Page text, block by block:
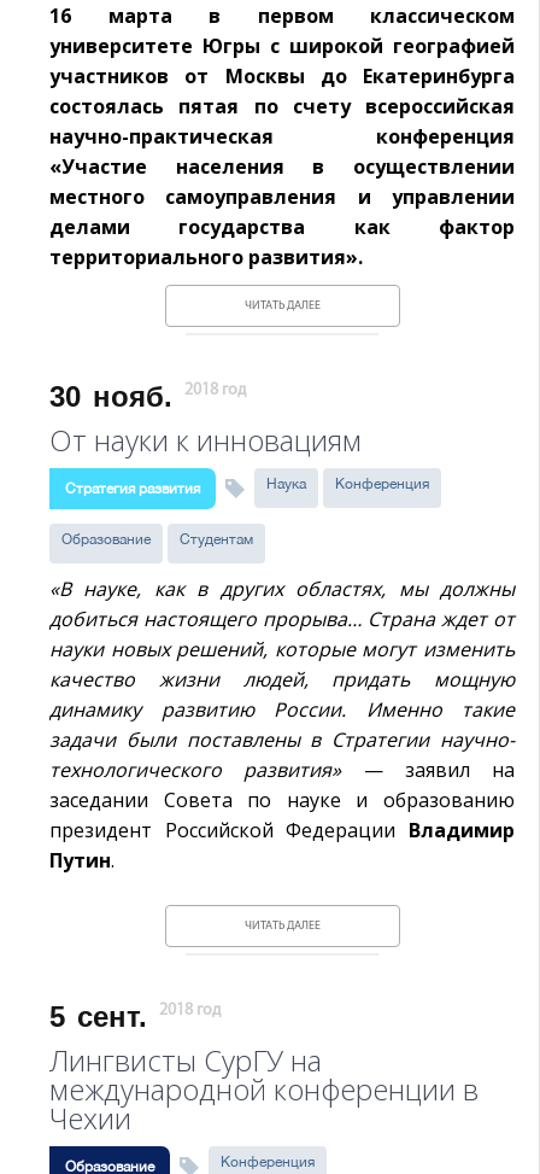
16 марта в первом классическом
университете Югры с широкой географией
участников от Москвы до Екатеринбурга
состоялась пятая по счету всероссийская
научно-практическая конференция
«Участие населения в осуществлении
местного самоуправления и управлении
делами государства как фактор
территориального развития».
ЧИТАТЬ ДАЛЕЕ
30 нояб. 2018 год
От науки к инновациям
Стратегия развития Наука Конференция
Образование Студентам
«В науке, как в других областях, мы должны
добиться настоящего прорыва… Страна ждет от
науки новых решений, которые могут изменить
качество жизни людей, придать мощную
динамику развитию России. Именно такие
задачи были поставлены в Стратегии научно-
технологического развития»— заявил на
заседании Совета по науке и образованию
президент Российской Федерации Владимир
Путин.
ЧИТАТЬ ДАЛЕЕ
5 сент. 2018 год
Лингвисты СурГУ на
международной конференции в
Чехии
Образование Конференция